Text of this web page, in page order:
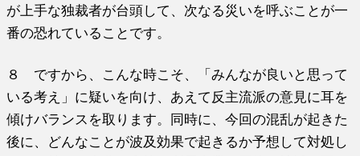
が上手な独裁者が台頭して、次なる災いを呼ぶことが一
番の恐れていることです。
８ ですから、こんな時こそ、「みんなが良いと思って
いる考え」に疑いを向け、あえて反主流派の意見に耳を
傾けバランスを取ります。同時に、今回の混乱が起きた
後に、どんなことが波及効果で起きるか予想して対処し